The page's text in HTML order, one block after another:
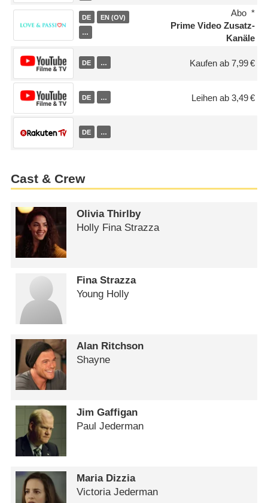
DE EN (OV)
…
Abo
Prime Video Zusatz-
Kanäle
DE … Kaufen ab 7,99 €
DE … Leihen ab 3,49 €
DE …
Cast & Crew
Olivia Thirlby
Holly Fina Strazza
Fina Strazza
Young Holly
Alan Ritchson
Shayne
Jim Gaffigan
Paul Jederman
Maria Dizzia
Victoria Jederman